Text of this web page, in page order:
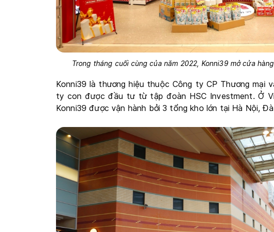
Trong tháng cuối cùng của năm 2022, Konni39 mở cửa
Konni39 là thương hiệu thuộc Công ty CP Thương mại
ty con được đầu tư từ tập đoàn HSC Investment. Ở
Konni39 được vận hành bởi 3 tổng kho lớn tại Hà Nội,